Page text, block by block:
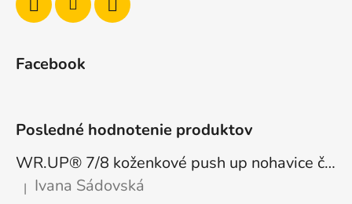
Facebook
Posledné hodnotenie produktov
WR.UP® 7/8 koženkové push up nohavice čierne, vysoký pás RE(MOVE) WRUP4HC006PREC, N
Hodnotenie produktu je 5 z 5 hviezdičiek.
| Ivana Sádovská